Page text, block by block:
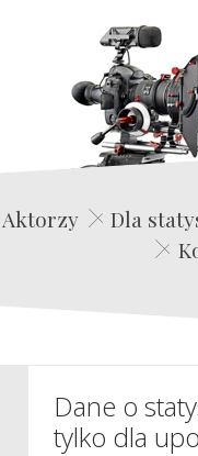
Aktorzy Dla
Dane o
tylko dla